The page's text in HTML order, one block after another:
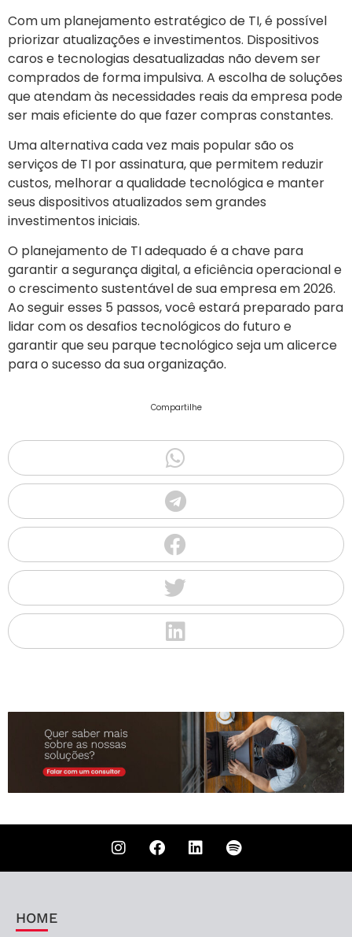
Com um planejamento estratégico de TI, é possível
priorizar atualizações e investimentos. Dispositivos
caros e tecnologias desatualizadas não devem ser
comprados de forma impulsiva. A escolha de soluções
que atendam às necessidades reais da empresa pode
ser mais eficiente do que fazer compras constantes.
Uma alternativa cada vez mais popular são os
serviços de TI por assinatura, que permitem reduzir
custos, melhorar a qualidade tecnológica e manter
seus dispositivos atualizados sem grandes
investimentos iniciais.
O planejamento de TI adequado é a chave para
garantir a segurança digital, a eficiência operacional e
o crescimento sustentável de sua empresa em 2026.
Ao seguir esses 5 passos, você estará preparado para
lidar com os desafios tecnológicos do futuro e
garantir que seu parque tecnológico seja um alicerce
para o sucesso da sua organização.
Compartilhe
HOME